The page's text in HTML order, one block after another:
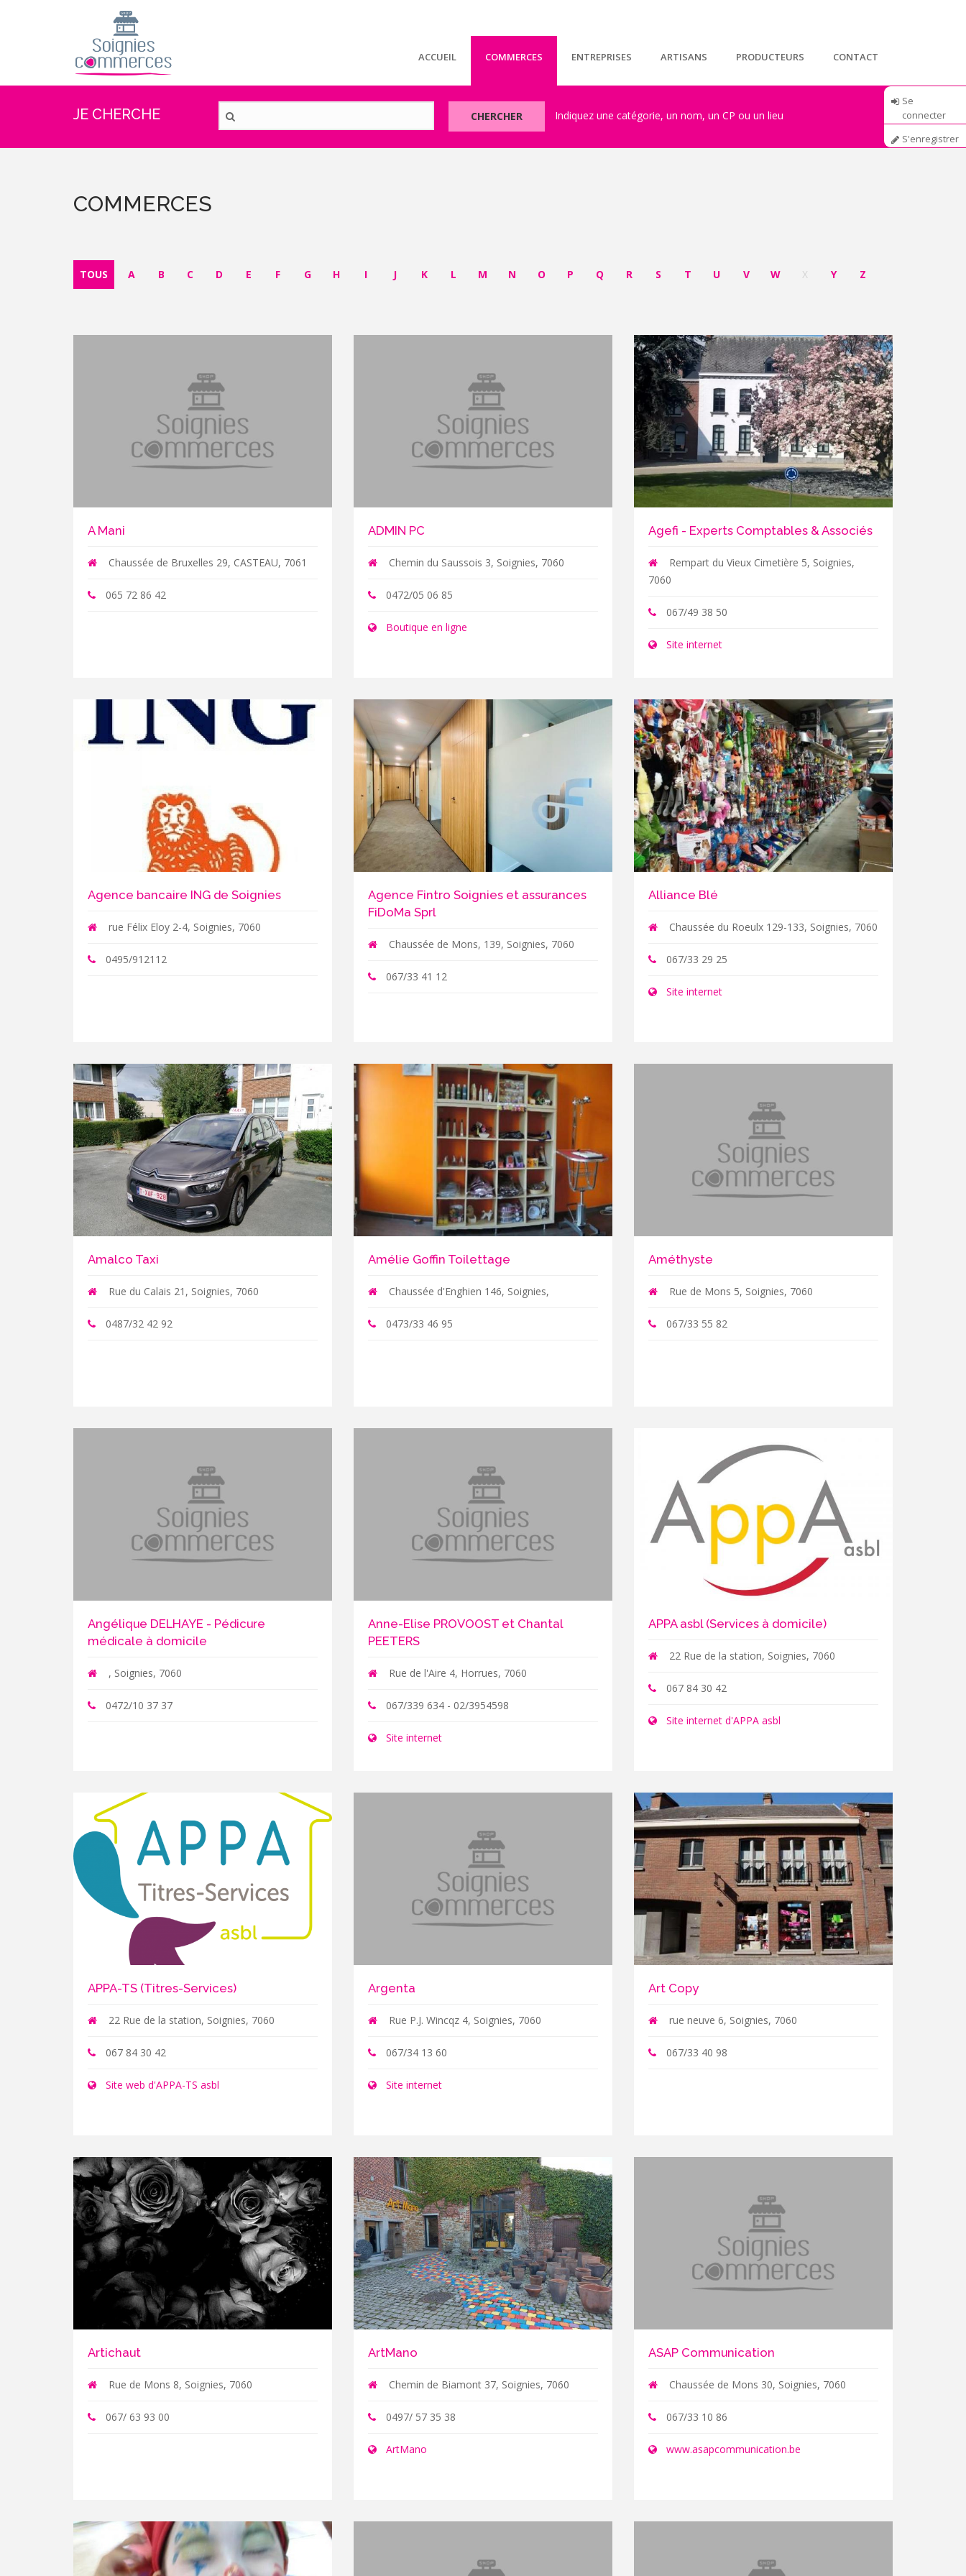
Se
connecter
S'enregistrer
ACCUEIL COMMERCES ENTREPRISES ARTISANS PRODUCTEURS CONTACT
JE CHERCHE CHERCHER
COMMERCES
TOUS A B C D E F G H I J K L M N O P Q R S T U V W X Y Z
A Mani
Chaussée de Bruxelles 29, CASTEAU, 7061
065 72 86 42
ADMIN PC
Chemin du Saussois 3, Soignies, 7060
0472/05 06 85
Boutique en ligne
Agefi - Experts Comptables & Associés
Rempart du Vieux Cimetière 5, Soignies,
7060
067/49 38 50
Site internet
Agence bancaire ING de Soignies
rue Félix Eloy 2-4, Soignies, 7060
0495/912112
Agence Fintro Soignies et assurances
FiDoMa Sprl
Chaussée de Mons, 139, Soignies, 7060
067/33 41 12
Alliance Blé
Chaussée du Roeulx 129-133, Soignies, 7060
067/33 29 25
Site internet
Amalco Taxi
Rue du Calais 21, Soignies, 7060
0487/32 42 92
Amélie Goffin Toilettage
Chaussée d'Enghien 146, Soignies,
0473/33 46 95
Améthyste
Rue de Mons 5, Soignies, 7060
067/33 55 82
Angélique DELHAYE - Pédicure
médicale à domicile
, Soignies, 7060
0472/10 37 37
Anne-Elise PROVOOST et Chantal
PEETERS
Rue de l'Aire 4, Horrues, 7060
067/339 634 - 02/3954598
Site internet
APPA asbl (Services à domicile)
22 Rue de la station, Soignies, 7060
067 84 30 42
Site internet d'APPA asbl
APPA-TS (Titres-Services)
22 Rue de la station, Soignies, 7060
067 84 30 42
Site web d'APPA-TS asbl
Argenta
Rue P.J. Wincqz 4, Soignies, 7060
067/34 13 60
Site internet
Art Copy
rue neuve 6, Soignies, 7060
067/33 40 98
Artichaut
Rue de Mons 8, Soignies, 7060
067/ 63 93 00
ArtMano
Chemin de Biamont 37, Soignies, 7060
0497/ 57 35 38
ArtMano
ASAP Communication
Chaussée de Mons 30, Soignies, 7060
067/33 10 86
www.asapcommunication.be